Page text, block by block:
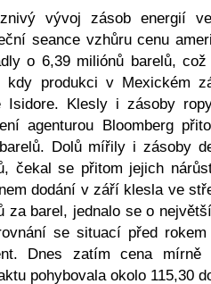
vývoj zásob energií
seance vzhůru cenu
o 6,39 miliónů barelů,
kdy produkci v Mexickém
Isidore. Klesly i zásoby
agenturou Bloomberg
Dolů mířily i zásoby
čekal se přitom jejich
dodání v září klesla ve
za barel, jednalo se o
se situací před
Dnes zatím cena
pohybovala okolo 115,30